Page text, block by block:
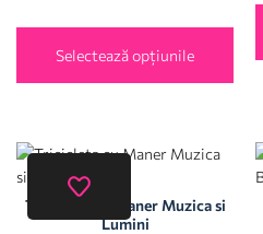
Selectează opțiunile
Tricicleta cu Maner Muzica si
Lumini